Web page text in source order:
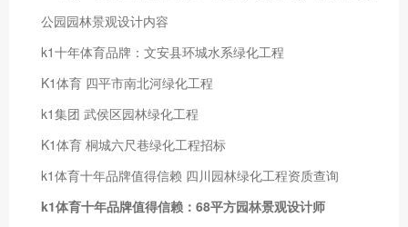
公园园林景观设计内容
k1十年体育品牌：文安县环城水系绿化工程
K1体育 四平市南北河绿化工程
k1集团 武侯区园林绿化工程
K1体育 桐城六尺巷绿化工程招标
k1体育十年品牌值得信赖 四川园林绿化工程资质查询
k1体育十年品牌值得信赖：68平方园林景观设计师